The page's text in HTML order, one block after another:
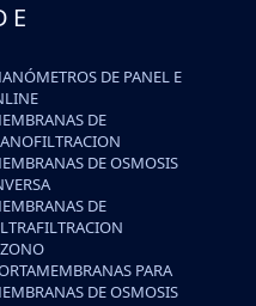
DE PANEL E
DE
DE OSMOSIS
DE
PARA
DE OSMOSIS